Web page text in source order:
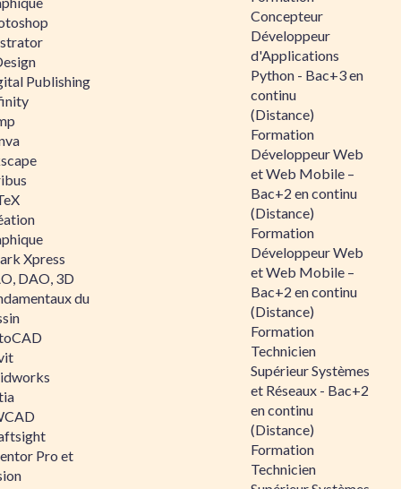
Publishing
Xpress
DAO, 3D
du
Pro et
Concepteur
Développeur
d'Applications
Python - Bac+3 en
continu
(Distance)
Formation
Développeur Web
et Web Mobile –
Bac+2 en continu
(Distance)
Formation
Développeur Web
et Web Mobile –
Bac+2 en continu
(Distance)
Formation
Technicien
Supérieur Systèmes
et Réseaux - Bac+2
en continu
(Distance)
Formation
Technicien